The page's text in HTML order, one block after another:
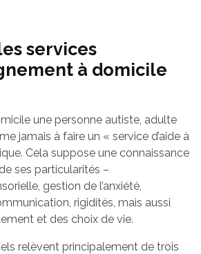
services
à domicile
une personne autiste, adulte
jamais à faire un « service d’aide à
Cela suppose une connaissance
ses particularités –
gestion de l’anxiété,
rigidités, mais aussi
et des choix de vie.
relèvent principalement de trois